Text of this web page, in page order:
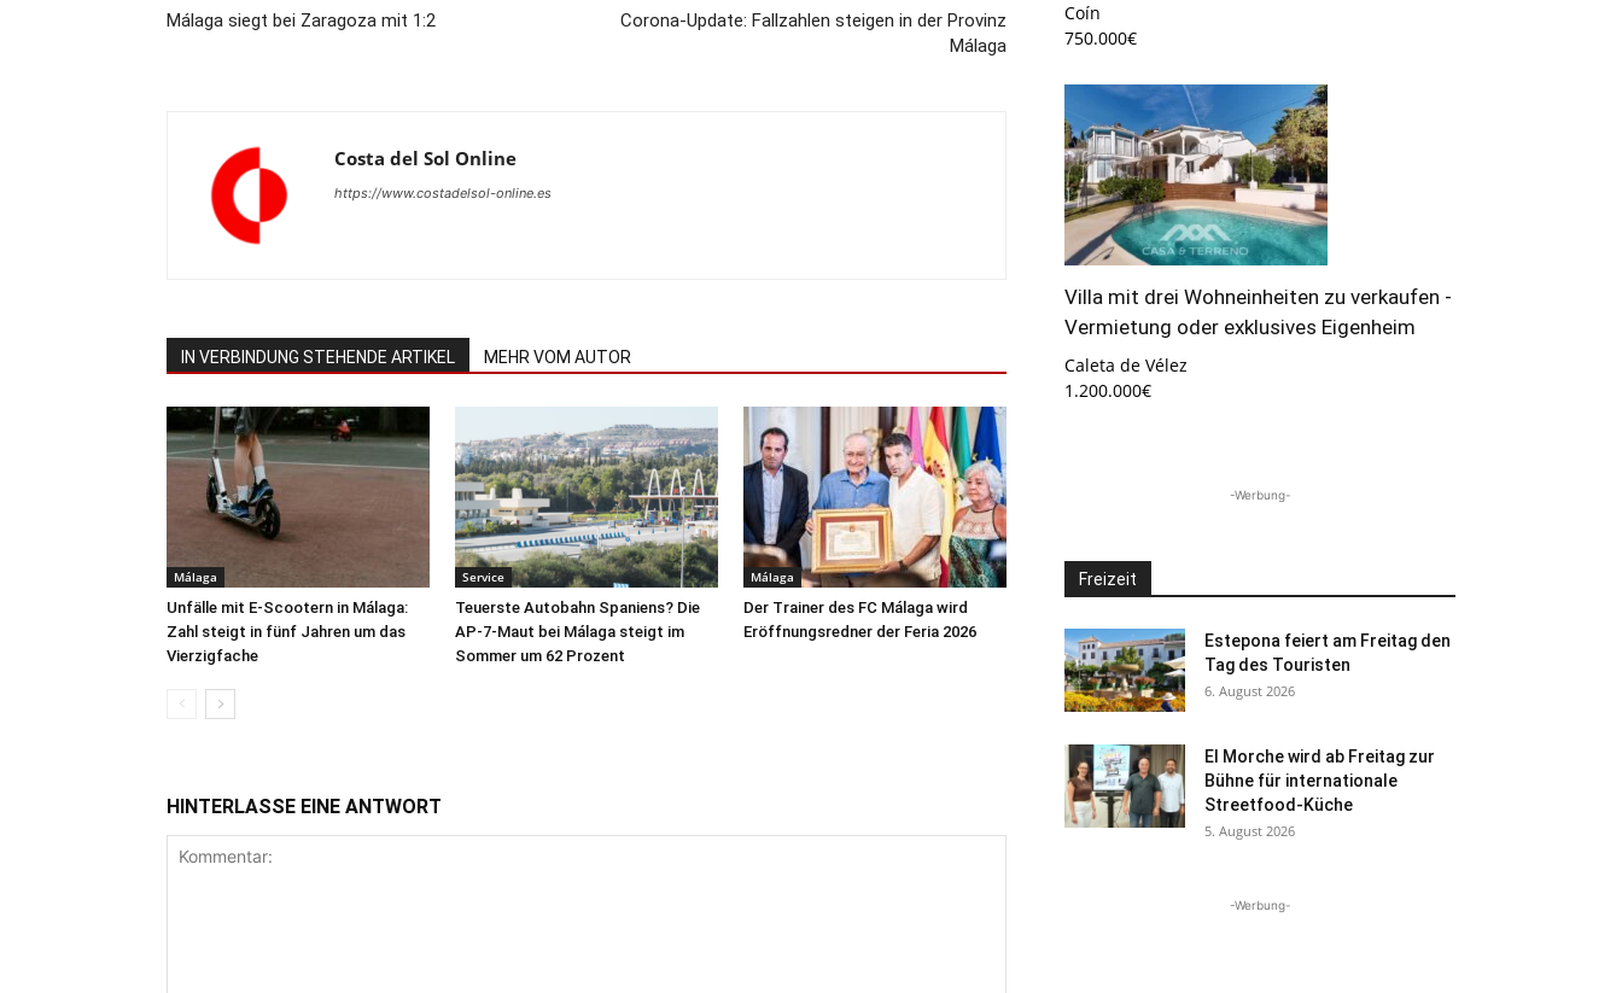
Málaga siegt bei Zaragoza mit 1:2
Corona-Update: Fallzahlen steigen in der Provinz
Málaga
Costa del Sol Online
https://www.costadelsol-online.es
IN VERBINDUNG STEHENDE ARTIKEL MEHR VOM AUTOR
Málaga
Unfälle mit E-Scootern in Málaga:
Zahl steigt in fünf Jahren um das
Vierzigfache
Service
Teuerste Autobahn Spaniens? Die
AP-7-Maut bei Málaga steigt im
Sommer um 62 Prozent
Málaga
Der Trainer des FC Málaga wird
Eröffnungsredner der Feria 2026
HINTERLASSE EINE ANTWORT
Coín
750.000€
Villa mit drei Wohneinheiten zu verkaufen -
Vermietung oder exklusives Eigenheim
Caleta de Vélez
1.200.000€
-Werbung-
Freizeit
Estepona feiert am Freitag den
Tag des Touristen
6. August 2026
El Morche wird ab Freitag zur
Bühne für internationale
Streetfood-Küche
5. August 2026
-Werbung-